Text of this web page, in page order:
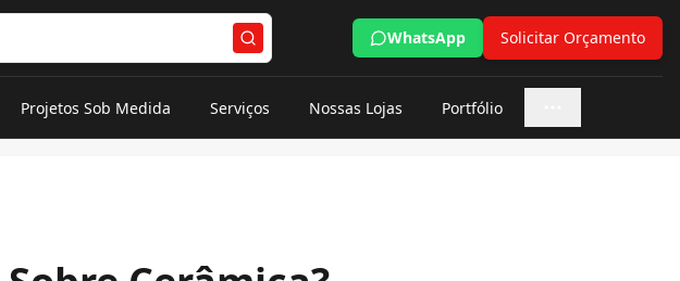
WhatsApp Solicitar Orçamento
Projetos Sob Medida Serviços Nossas Lojas Portfólio